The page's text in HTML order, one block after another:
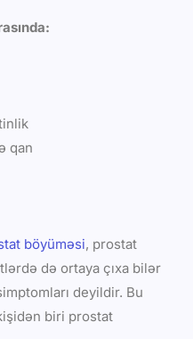
qan
böyüməsi, prostat
də ortaya çıxa bilər
deyildir. Bu
biri prostat